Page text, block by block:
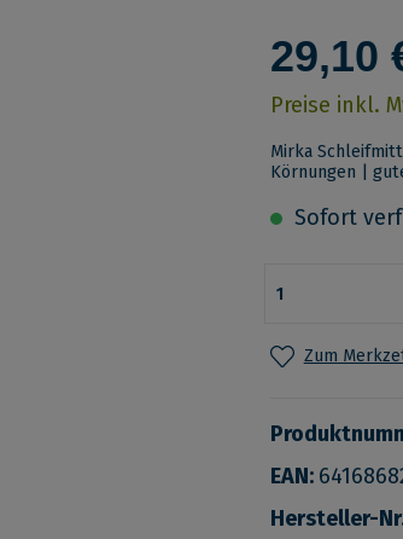
29,10
Preise inkl.
Mirka
Körnungen |
Sofort
Zum
EAN:
Hersteller-